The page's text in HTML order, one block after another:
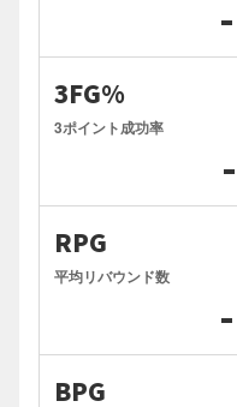
-
3FG%
3ポイント成功率
-
RPG
平均リバウンド数
-
BPG